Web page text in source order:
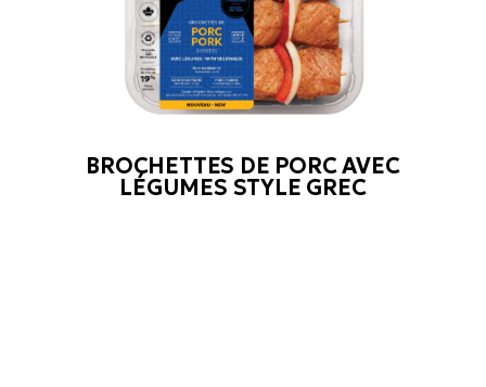
BROCHETTES DE PORC AVEC
LÉGUMES STYLE GREC